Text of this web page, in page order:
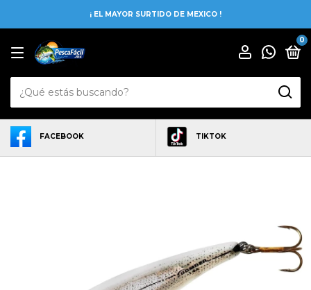
¡ EL MAYOR SURTIDO DE MEXICO !
0
FACEBOOK TIKTOK